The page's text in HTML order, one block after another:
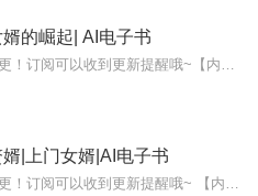
婿的崛起| AI电子书
|上门女婿|AI电子书